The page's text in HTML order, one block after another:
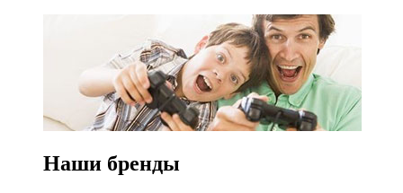
Наши бренды